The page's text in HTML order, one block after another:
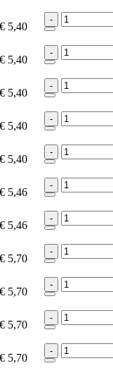
€ 5,40
-
€ 5,40
-
€ 5,40
-
€ 5,40
-
€ 5,40
-
€ 5,46
-
€ 5,46
-
€ 5,70
-
€ 5,70
-
€ 5,70
-
€ 5,70
-